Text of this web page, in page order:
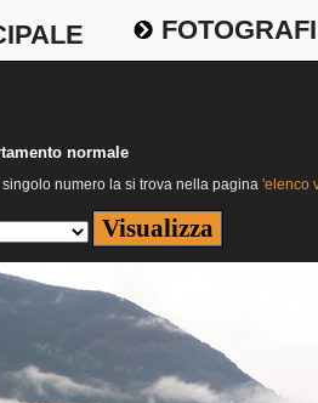
normale
numero la si trova nella pagina 'elenco